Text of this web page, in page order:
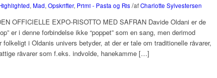
, Mad, Opskrifter, Primi - Pasta og Ris/afCharlotte Sylvestersen
OFFICIELLE EXPO-RISOTTO MED SAFRAN Davide Oldani er de
er i denne forbindelse ikke “poppet” som en sang, men derimod
i Oldanis univers betyder, at der er tale om traditionelle råvarer,
råvarer som f.eks. indvolde, hanekamme […]